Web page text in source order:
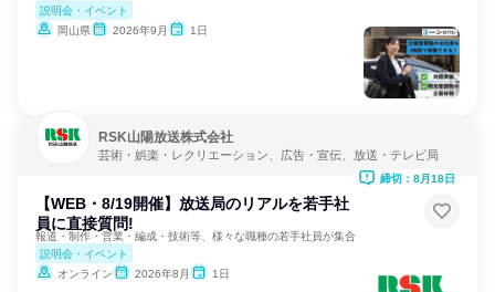
説明会・イベント
岡山県
2026年9月 1日
RSK山陽放送株式会社
芸術・娯楽・レクリエーション、広告・宣伝、放送・テレビ局
【WEB・8/19開催】放送局のリアルを若手社
員に直接質問!
報道・制作・営業・編成・技術等、様々な職種の若手社員が集合
説明会・イベント
オンライン
2026年8月 1日
締切：8月18日